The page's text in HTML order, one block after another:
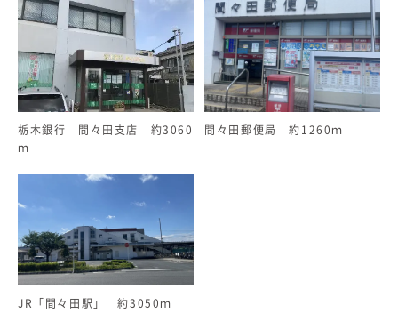
栃木銀行 間々田支店 約3060
ｍ
間々田郵便局 約1260ｍ
JR「間々田駅」 約3050ｍ